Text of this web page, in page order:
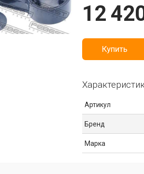
12
Купить
Артикул
Бренд
Марка